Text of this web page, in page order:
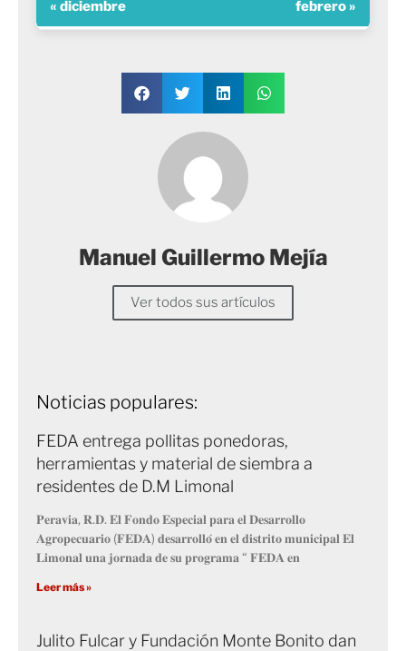
« diciembre febrero »
Manuel Guillermo Mejía
Ver todos sus artículos
Noticias populares:
FEDA entrega pollitas ponedoras,
herramientas y material de siembra a
residentes de D.M Limonal
𝐏𝐞𝐫𝐚𝐯𝐢𝐚, 𝐑.𝐃. 𝐄𝐥 𝐅𝐨𝐧𝐝𝐨 𝐄𝐬𝐩𝐞𝐜𝐢𝐚𝐥 𝐩𝐚𝐫𝐚 𝐞𝐥 𝐃𝐞𝐬𝐚𝐫𝐫𝐨𝐥𝐥𝐨
𝐀𝐠𝐫𝐨𝐩𝐞𝐜𝐮𝐚𝐫𝐢𝐨 (𝐅𝐄𝐃𝐀) 𝐝𝐞𝐬𝐚𝐫𝐫𝐨𝐥𝐥𝐨́ 𝐞𝐧 𝐞𝐥 𝐝𝐢𝐬𝐭𝐫𝐢𝐭𝐨 𝐦𝐮𝐧𝐢𝐜𝐢𝐩𝐚𝐥 𝐄𝐥
𝐋𝐢𝐦𝐨𝐧𝐚𝐥 𝐮𝐧𝐚 𝐣𝐨𝐫𝐧𝐚𝐝𝐚 𝐝𝐞 𝐬𝐮 𝐩𝐫𝐨𝐠𝐫𝐚𝐦𝐚 “ 𝐅𝐄𝐃𝐀 𝐞𝐧
Leer más »
Julito Fulcar y Fundación Monte Bonito dan